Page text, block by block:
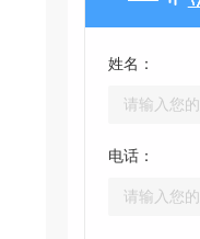
姓名：
电话：